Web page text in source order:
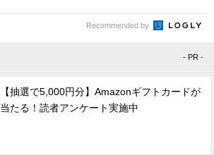
Recommended by
- PR -
【抽選で5,000円分】Amazonギフトカードが
当たる！読者アンケート実施中